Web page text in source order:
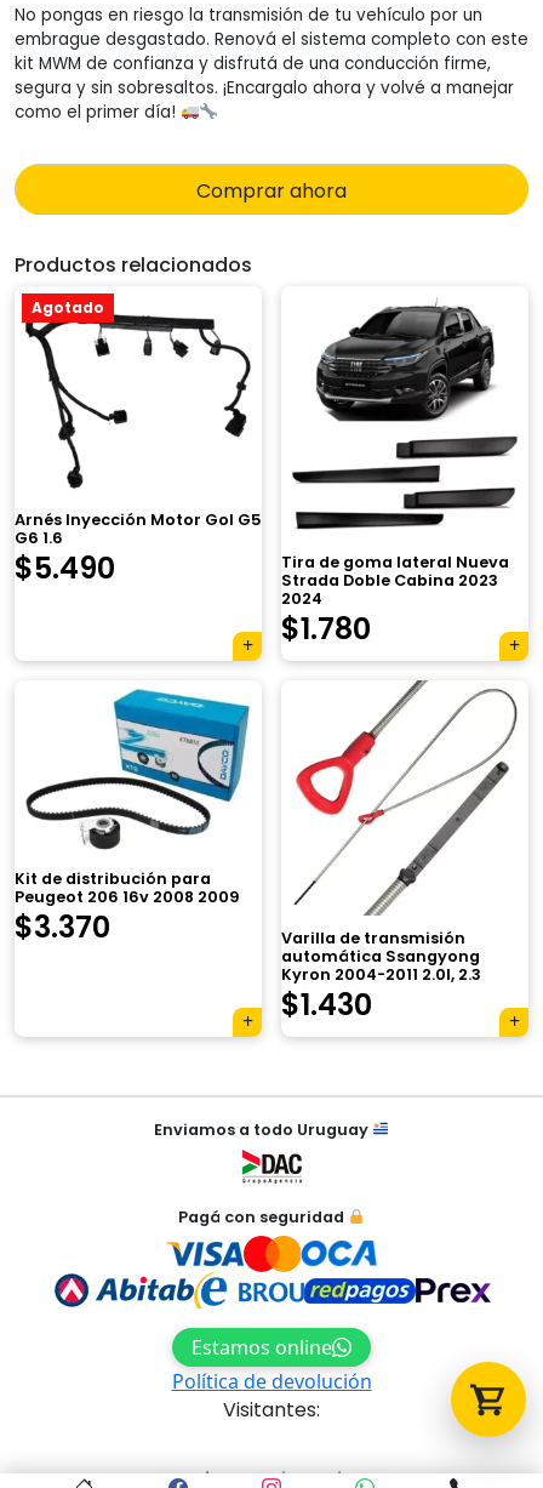
No pongas en riesgo la transmisión de tu vehículo por un
embrague desgastado. Renová el sistema completo con este
kit MWM de confianza y disfrutá de una conducción firme,
segura y sin sobresaltos. ¡Encargalo ahora y volvé a manejar
como el primer día!
Comprar ahora
Productos relacionados
Agotado
Arnés Inyección Motor Gol G5
G6 1.6
$5.490
Tira de goma lateral Nueva
Strada Doble Cabina 2023
2024
$1.780
Kit de distribución para
Peugeot 206 16v 2008 2009
$3.370
Varilla de transmisión
automática Ssangyong
Kyron 2004-2011 2.0l, 2.3
$1.430
NavegaciónEnviamos a todo Uruguay
Pagá con seguridad
Estamos online
Política de devolución
Visitantes:
Acceso al panel
Tu carrito está vacío.
automáticamente.